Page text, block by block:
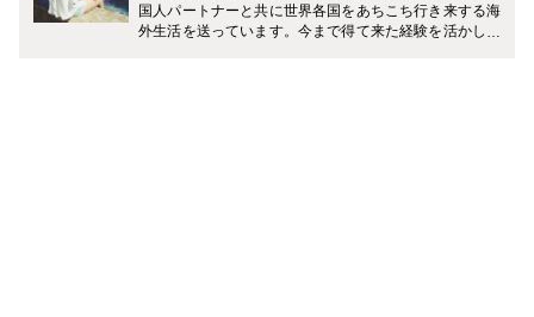
国人パートナーと共に世界各国をあちこち行き来する海
外生活を送っています。今まで得て来た経験を活かし、